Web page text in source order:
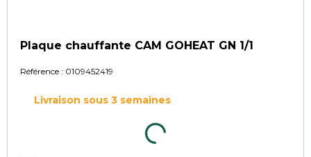
Plaque chauffante CAM GOHEAT GN 1/1
Référence : 0109452419
Livraison sous 3 semaines